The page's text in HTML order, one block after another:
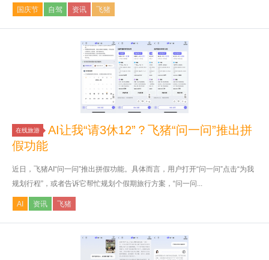
国庆节 自驾 资讯 飞猪
在线旅游
AI让我“请3休12”？飞猪“问一问”推出拼
假功能
近日，飞猪AI“问一问”推出拼假功能。具体而言，用户打开“问一问”点击“为我
规划行程”，或者告诉它帮忙规划个假期旅行方案，“问一问...
AI 资讯 飞猪